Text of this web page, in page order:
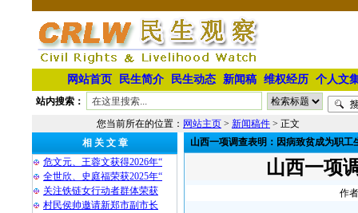
网站首页 民生简介 民生动态 新闻稿 维权经历 个人文
站内搜索：
您当前所在的位置： 网站主页 > 新闻稿件 > 正文
相 关 文 章
危文元、王蓉文获得2026年“
全世欣、史庭福荣获2025年“
关注铁链女行动者群体荣获
村民侯帅邀请新郑市副市长
山西一项调查表明：因病致贫成为职工
山西一项
作